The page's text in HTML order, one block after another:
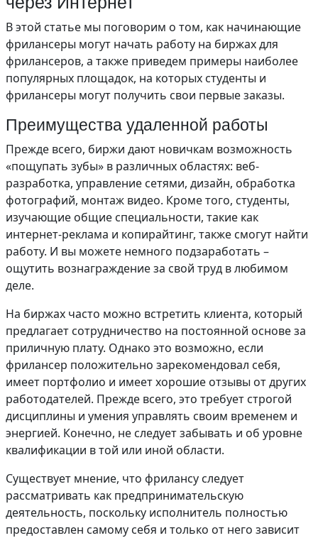
В этой статье мы поговорим о том, как начинающие
фрилансеры могут начать работу на биржах для
фрилансеров, а также приведем примеры наиболее
популярных площадок, на которых студенты и
фрилансеры могут получить свои первые заказы.
Преимущества удаленной работы
Прежде всего, биржи дают новичкам возможность
«пощупать зубы» в различных областях: веб-
разработка, управление сетями, дизайн, обработка
фотографий, монтаж видео. Кроме того, студенты,
изучающие общие специальности, такие как
интернет-реклама и копирайтинг, также смогут найти
работу. И вы можете немного подзаработать –
ощутить вознаграждение за свой труд в любимом
деле.
На биржах часто можно встретить клиента, который
предлагает сотрудничество на постоянной основе за
приличную плату. Однако это возможно, если
фрилансер положительно зарекомендовал себя,
имеет портфолио и имеет хорошие отзывы от других
работодателей. Прежде всего, это требует строгой
дисциплины и умения управлять своим временем и
энергией. Конечно, не следует забывать и об уровне
квалификации в той или иной области.
Существует мнение, что фрилансу следует
рассматривать как предпринимательскую
деятельность, поскольку исполнитель полностью
предоставлен самому себя и только от него зависит